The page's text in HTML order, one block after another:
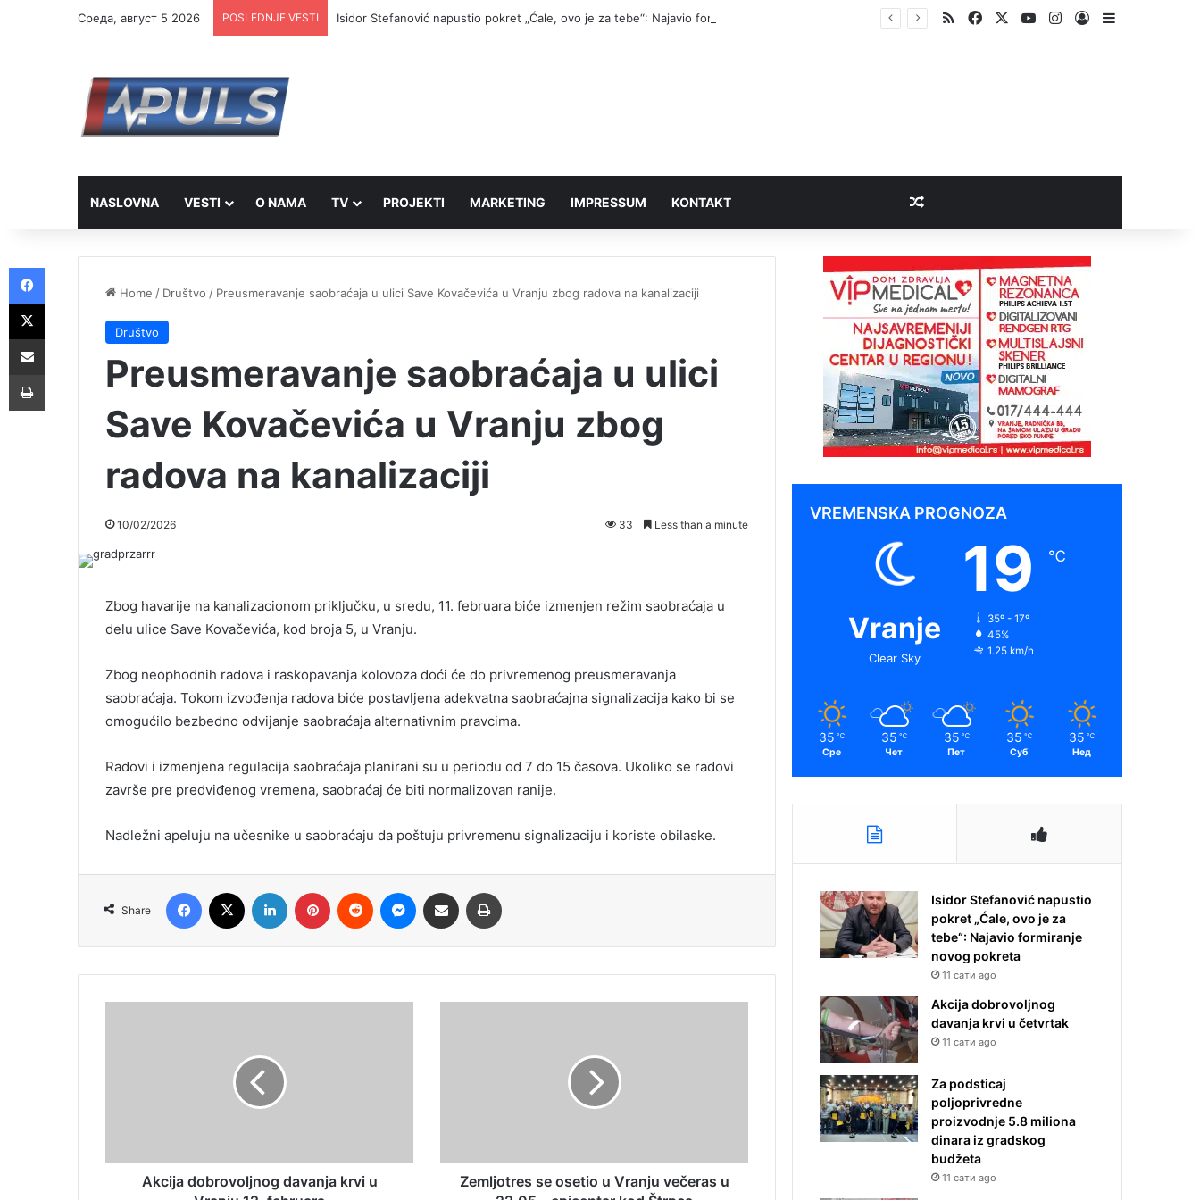
Cреда, август 5 2026 POSLEDNJE VESTI Isidor Stefanović napustio pokret „Ćale, ovo je za tebe“: Najavio formiranje novog pokreta RSSFacebookYouTubeInstagram
Log InSidebar
NASLOVNA VESTI O NAMA TV PROJEKTI MARKETING IMPRESSUM KONTAKT Random Article
Home / Društvo / Preusmeravanje saobraćaja u ulici Save Kovačevića u Vranju zbog radova na kanalizaciji
Društvo
Preusmeravanje saobraćaja u ulici
Save Kovačevića u Vranju zbog
radova na kanalizaciji
10/02/2026 33 Less than a minute
Zbog havarije na kanalizacionom priključku, u sredu, 11. februara biće izmenjen režim saobraćaja u
delu ulice Save Kovačevića, kod broja 5, u Vranju.
Zbog neophodnih radova i raskopavanja kolovoza doći će do privremenog preusmeravanja
saobraćaja. Tokom izvođenja radova biće postavljena adekvatna saobraćajna signalizacija kako bi se
omogućilo bezbedno odvijanje saobraćaja alternativnim pravcima.
Radovi i izmenjena regulacija saobraćaja planirani su u periodu od 7 do 15 časova. Ukoliko se radovi
završe pre predviđenog vremena, saobraćaj će biti normalizovan ranije.
Nadležni apeluju na učesnike u saobraćaju da poštuju privremenu signalizaciju i koriste obilaske.
Share
Facebook LinkedIn Pinterest Reddit Messenger
Share via Email
Akcija dobrovoljnog davanja krvi u
Zemljotres se osetio u Vranju večeras u
VREMENSKA PROGNOZA
Vranje
Clear Sky
19 ℃
35º - 17º
45%
1.25 km/h
35 ℃
Сре
35 ℃
Чет
35 ℃
Пет
35 ℃
Суб
35 ℃
Нед
Isidor Stefanović napustio
pokret „Ćale, ovo je za
tebe“: Najavio formiranje
novog pokreta
11 сати ago
Akcija dobrovoljnog
davanja krvi u četvrtak
11 сати ago
Za podsticaj
poljoprivredne
proizvodnje 5.8 miliona
dinara iz gradskog
budžeta
11 сати ago
Facebook
X
Share via Email